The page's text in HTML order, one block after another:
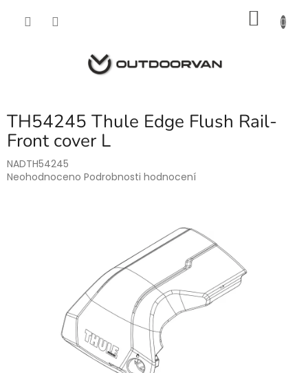
TH54245 Thule Edge Flush Rail-
Front cover L
NADTH54245
Průměrné
Neohodnoceno Podrobnosti hodnocení